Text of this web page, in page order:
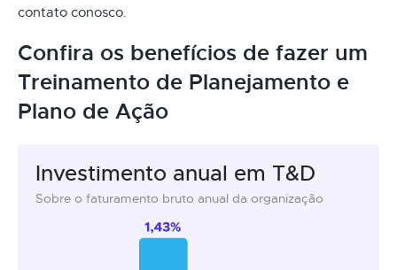
contato conosco.
Confira os benefícios de fazer um
Treinamento de Planejamento e
Plano de Ação
Investimento anual em T&D
Sobre o faturamento bruto anual da organização